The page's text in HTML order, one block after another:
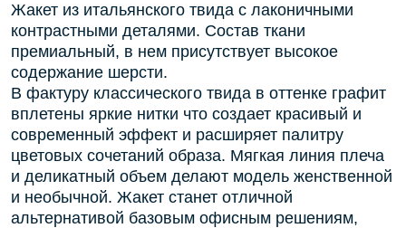
Жакет из итальянского твида с лаконичными
контрастными деталями. Состав ткани
премиальный, в нем присутствует высокое
содержание шерсти.
В фактуру классического твида в оттенке графит
вплетены яркие нитки что создает красивый и
современный эффект и расширяет палитру
цветовых сочетаний образа. Мягкая линия плеча
и деликатный объем делают модель женственной
и необычной. Жакет станет отличной
альтернативой базовым офисным решениям,